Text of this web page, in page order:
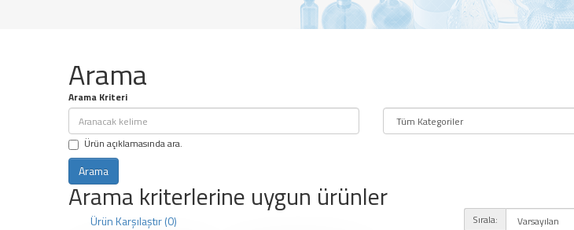
Arama
Arama Kriteri
Ürün açıklamasında ara.
Arama kriterlerine uygun ürünler
Ürün Karşılaştır (0) Sırala: